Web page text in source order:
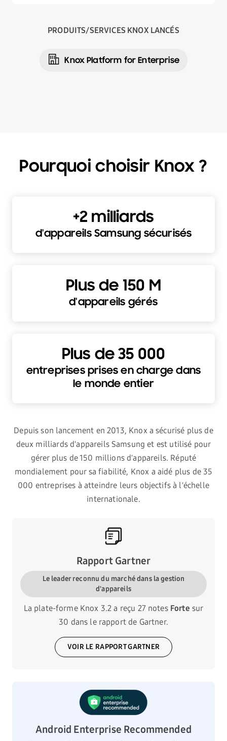
PRODUITS/SERVICES KNOX LANCÉS
Knox Platform for Enterprise
Pourquoi choisir Knox ?
+2 milliards
d'appareils Samsung sécurisés
Plus de 150 M
d'appareils gérés
Plus de 35 000
entreprises prises en charge dans
le monde entier
Depuis son lancement en 2013, Knox a sécurisé plus de
deux milliards d'appareils Samsung et est utilisé pour
gérer plus de 150 millions d'appareils. Réputé
mondialement pour sa fiabilité, Knox a aidé plus de 35
000 entreprises à atteindre leurs objectifs à l'échelle
internationale.
Rapport Gartner
Le leader reconnu du marché dans la gestion
d'appareils
La plate-forme Knox 3.2 a reçu 27 notes Forte sur
30 dans le rapport de Gartner.
VOIR LE RAPPORT GARTNER
Android Enterprise Recommended